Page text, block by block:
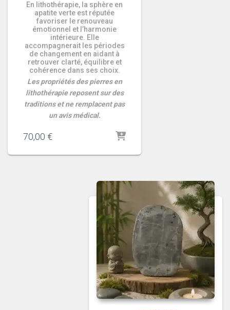
En lithothérapie, la sphère en
apatite verte est réputée
favoriser le renouveau
émotionnel et l’harmonie
intérieure. Elle
accompagnerait les périodes
de changement en aidant à
retrouver clarté, équilibre et
cohérence dans ses choix.
Les propriétés des pierres en
lithothérapie reposent sur des
traditions et ne remplacent pas
un avis médical.
70,00 €